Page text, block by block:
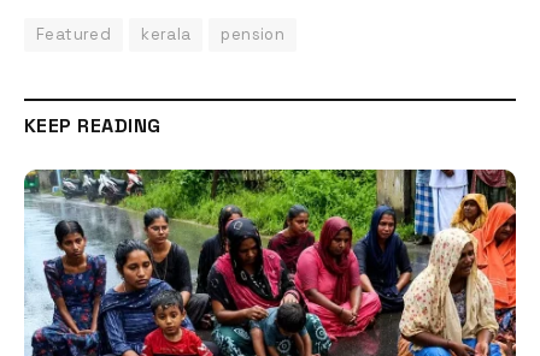
Featured kerala pension
KEEP READING